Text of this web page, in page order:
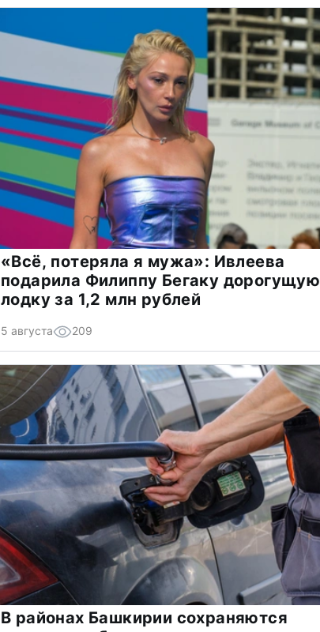
«Всё, потеряла я мужа»: Ивлеева
подарила Филиппу Бегаку дорогущую
лодку за 1,2 млн рублей
5 августа 209
В районах Башкирии сохраняются